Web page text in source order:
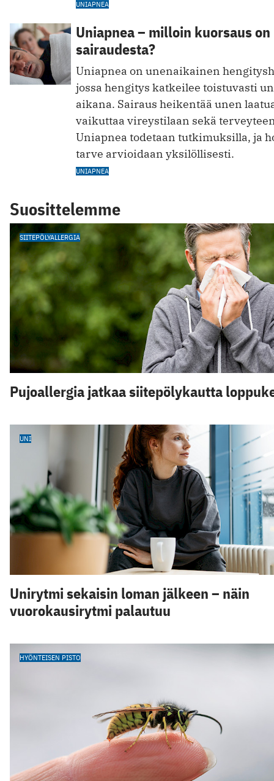
UNIAPNEA
Uniapnea – milloin kuorsaus
sairaudesta?
Uniapnea on unenaikainen
jossa hengitys katkeilee toistuvasti
aikana. Sairaus heikentää unen
vaikuttaa vireystilaan sekä
Uniapnea todetaan tutkimuksilla, ja
tarve arvioidaan yksilöllisesti.
UNIAPNEA
Suosittelemme
SIITEPÖLYALLERGIA
Pujoallergia jatkaa siitepölykautta
UNI
Unirytmi sekaisin loman jälkeen – näin
vuorokausirytmi palautuu
HYÖNTEISEN PISTO